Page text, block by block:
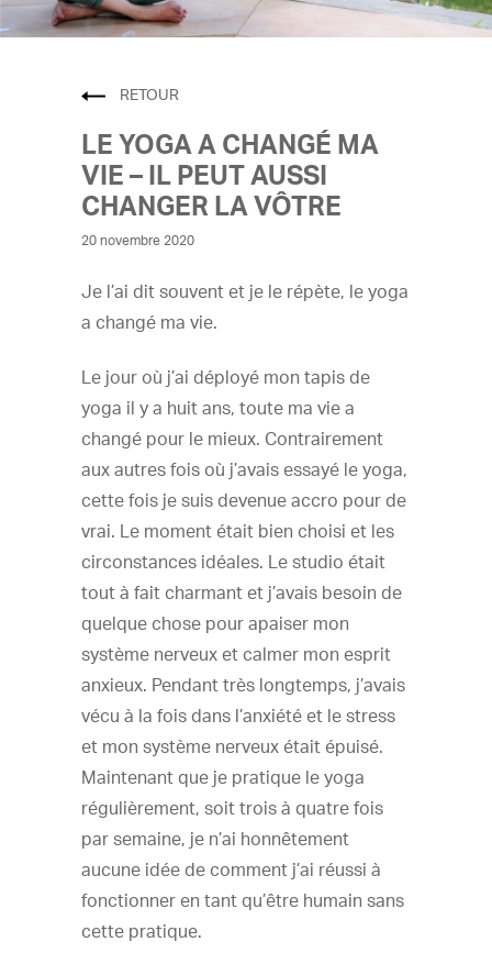
RETOUR
LE YOGA A CHANGÉ MA
VIE – IL PEUT AUSSI
CHANGER LA VÔTRE
20 novembre 2020
Je l’ai dit souvent et je le répète, le yoga
a changé ma vie.
Le jour où j’ai déployé mon tapis de
yoga il y a huit ans, toute ma vie a
changé pour le mieux. Contrairement
aux autres fois où j’avais essayé le yoga,
cette fois je suis devenue accro pour de
vrai. Le moment était bien choisi et les
circonstances idéales. Le studio était
tout à fait charmant et j’avais besoin de
quelque chose pour apaiser mon
système nerveux et calmer mon esprit
anxieux. Pendant très longtemps, j’avais
vécu à la fois dans l’anxiété et le stress
et mon système nerveux était épuisé.
Maintenant que je pratique le yoga
régulièrement, soit trois à quatre fois
par semaine, je n’ai honnêtement
aucune idée de comment j’ai réussi à
fonctionner en tant qu’être humain sans
cette pratique.